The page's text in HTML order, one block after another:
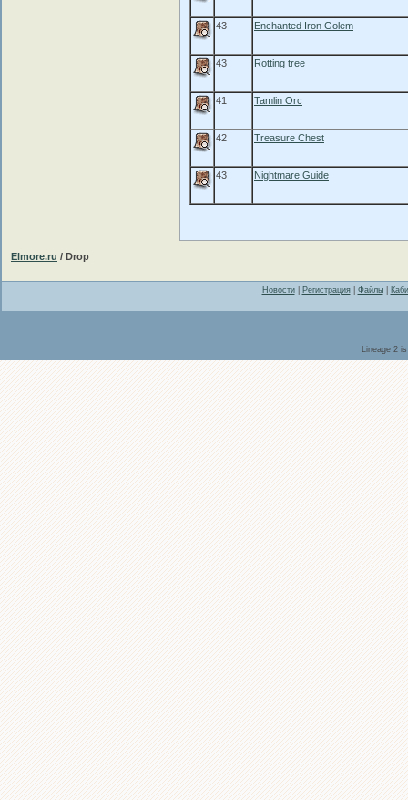
43 Enchanted Iron Golem
43 Rotting tree
41 Tamlin Orc
42 Treasure Chest
43 Nightmare Guide
Elmore.ru / Drop
Новости| Регистрация| Файлы|
Lineage 2